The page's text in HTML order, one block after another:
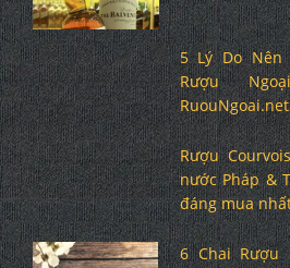
5 Lý Do Nên
Rượu
RuouNgoai.net
Rượu
nước Pháp &
đáng mua
6 Chai Rượu